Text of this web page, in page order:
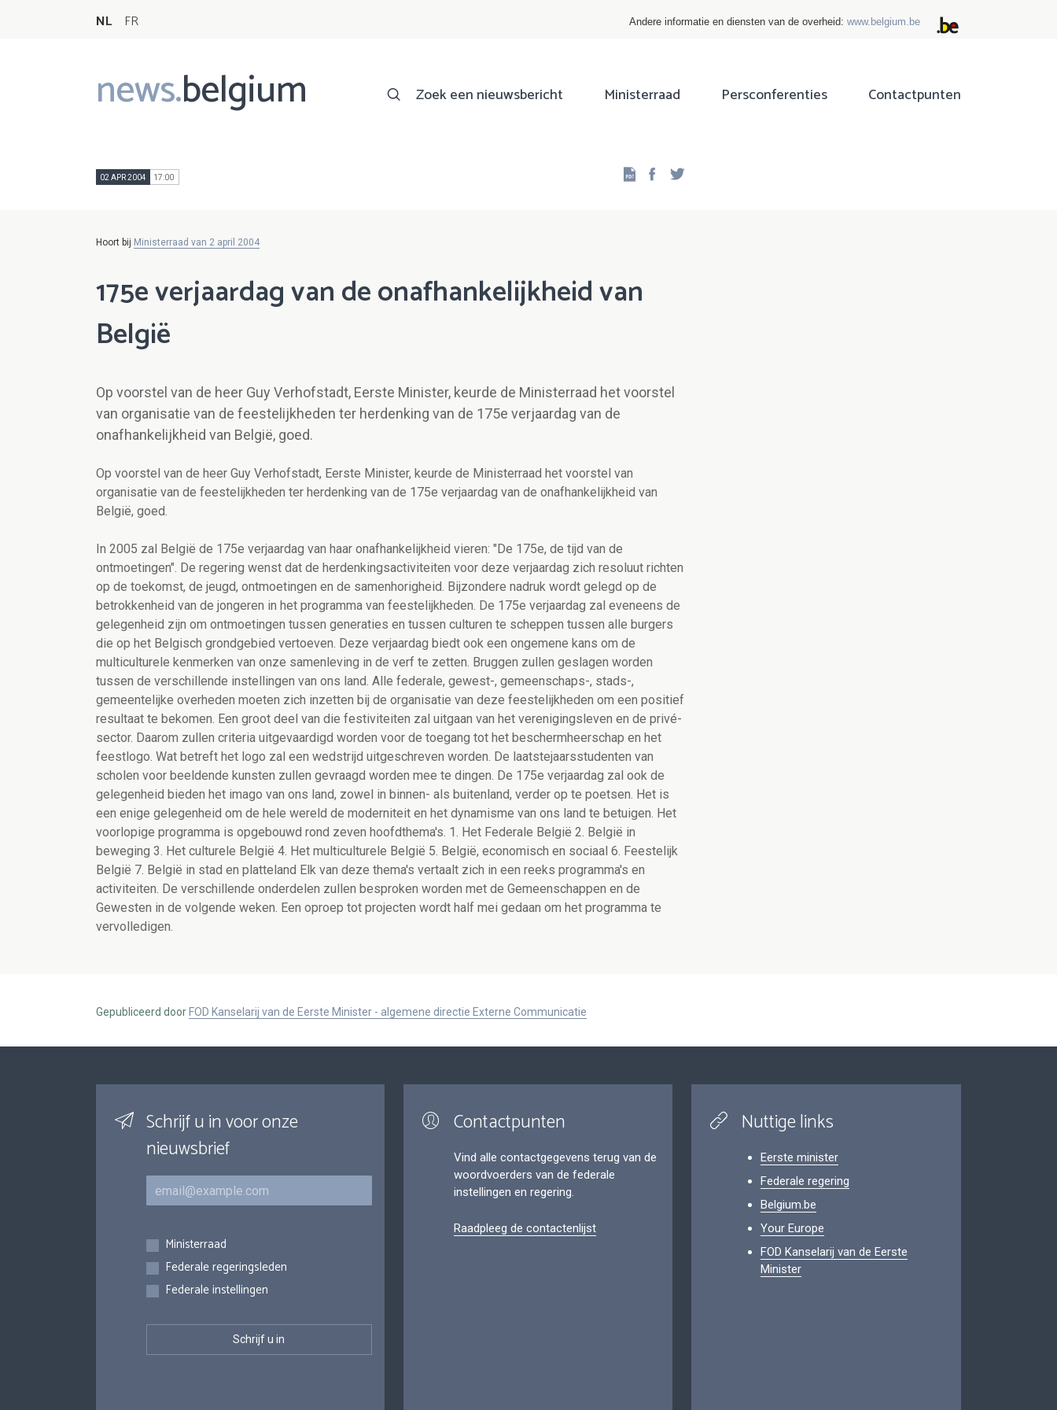
NL FR Andere informatie en diensten van de overheid: www.belgium.be
news.belgium
Main
navigation
Zoek een nieuwsbericht Ministerraad Persconferenties Contactpunten
02 APR 2004 17:00 Facebook
Hoort bij Ministerraad van 2 april 2004
175e verjaardag van de onafhankelijkheid van
België
Op voorstel van de heer Guy Verhofstadt, Eerste Minister, keurde de Ministerraad het voorstel
van organisatie van de feestelijkheden ter herdenking van de 175e verjaardag van de
onafhankelijkheid van België, goed.
Op voorstel van de heer Guy Verhofstadt, Eerste Minister, keurde de Ministerraad het voorstel van
organisatie van de feestelijkheden ter herdenking van de 175e verjaardag van de onafhankelijkheid van
België, goed.
In 2005 zal België de 175e verjaardag van haar onafhankelijkheid vieren: "De 175e, de tijd van de
ontmoetingen". De regering wenst dat de herdenkingsactiviteiten voor deze verjaardag zich resoluut richten
op de toekomst, de jeugd, ontmoetingen en de samenhorigheid. Bijzondere nadruk wordt gelegd op de
betrokkenheid van de jongeren in het programma van feestelijkheden. De 175e verjaardag zal eveneens de
gelegenheid zijn om ontmoetingen tussen generaties en tussen culturen te scheppen tussen alle burgers
die op het Belgisch grondgebied vertoeven. Deze verjaardag biedt ook een ongemene kans om de
multiculturele kenmerken van onze samenleving in de verf te zetten. Bruggen zullen geslagen worden
tussen de verschillende instellingen van ons land. Alle federale, gewest-, gemeenschaps-, stads-,
gemeentelijke overheden moeten zich inzetten bij de organisatie van deze feestelijkheden om een positief
resultaat te bekomen. Een groot deel van die festiviteiten zal uitgaan van het verenigingsleven en de privé-
sector. Daarom zullen criteria uitgevaardigd worden voor de toegang tot het beschermheerschap en het
feestlogo. Wat betreft het logo zal een wedstrijd uitgeschreven worden. De laatstejaarsstudenten van
scholen voor beeldende kunsten zullen gevraagd worden mee te dingen. De 175e verjaardag zal ook de
gelegenheid bieden het imago van ons land, zowel in binnen- als buitenland, verder op te poetsen. Het is
een enige gelegenheid om de hele wereld de moderniteit en het dynamisme van ons land te betuigen. Het
voorlopige programma is opgebouwd rond zeven hoofdthema's. 1. Het Federale België 2. België in
beweging 3. Het culturele België 4. Het multiculturele België 5. België, economisch en sociaal 6. Feestelijk
België 7. België in stad en platteland Elk van deze thema's vertaalt zich in een reeks programma's en
activiteiten. De verschillende onderdelen zullen besproken worden met de Gemeenschappen en de
Gewesten in de volgende weken. Een oproep tot projecten wordt half mei gedaan om het programma te
vervolledigen.
Gepubliceerd door FOD Kanselarij van de Eerste Minister - algemene directie Externe Communicatie
Schrijf u in voor onze
nieuwsbrief
E-mail
Inschrijvingen
Ministerraad
Federale regeringsleden
Federale instellingen
Contactpunten
Vind alle contactgegevens terug van de
woordvoerders van de federale
instellingen en regering.
Raadpleeg de contactenlijst
Nuttige links
Eerste minister
Federale regering
Belgium.be
Your Europe
FOD Kanselarij van de Eerste
Minister